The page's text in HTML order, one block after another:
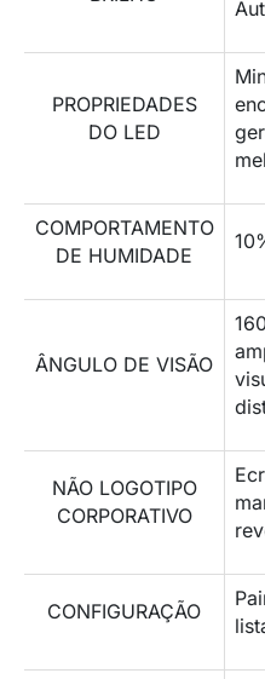
PROPRIEDADES
DO LED
COMPORTAMENTO
DE HUMIDADE
ÂNGULO DE VISÃO
NÃO LOGOTIPO
CORPORATIVO
CONFIGURAÇÃO